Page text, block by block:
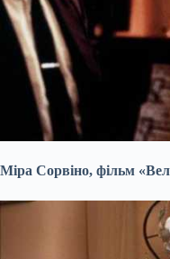
Міра Сорвіно, фільм